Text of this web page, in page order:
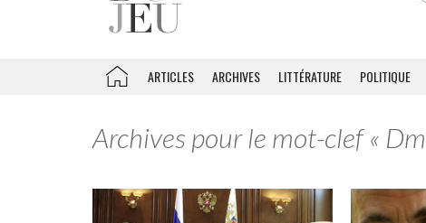
ARTICLES ARCHIVES LITTÉRATURE POLITIQUE
Archives pour le mot-clef «